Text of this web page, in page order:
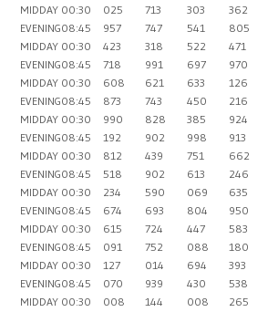
MIDDAY 00:30 025 713 303 362
EVENING08:45 957 747 541 805
MIDDAY 00:30 423 318 522 471
EVENING08:45 718 991 697 970
MIDDAY 00:30 608 621 633 126
EVENING08:45 873 743 450 216
MIDDAY 00:30 990 828 385 924
EVENING08:45 192 902 998 913
MIDDAY 00:30 812 439 751 662
EVENING08:45 518 902 613 246
MIDDAY 00:30 234 590 069 635
EVENING08:45 674 693 804 950
MIDDAY 00:30 615 724 447 583
EVENING08:45 091 752 088 180
MIDDAY 00:30 127 014 694 393
EVENING08:45 070 939 430 538
MIDDAY 00:30 008 144 008 265